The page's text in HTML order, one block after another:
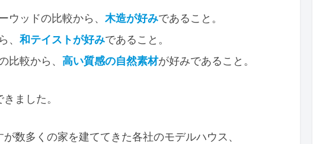
ウッドの比較から、 木造が好みであること。
、 和テイストが好みであること。
比較から、 高い質感の自然素材が好みであること。
ました。
数多くの家を建ててきた各社のモデルハウス、